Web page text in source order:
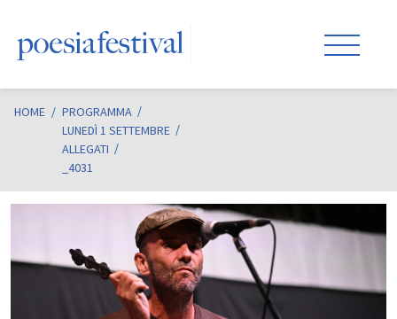
HOME / PROGRAMMA
LUNEDÌ 1 SETTEMBRE
ALLEGATI
_4031